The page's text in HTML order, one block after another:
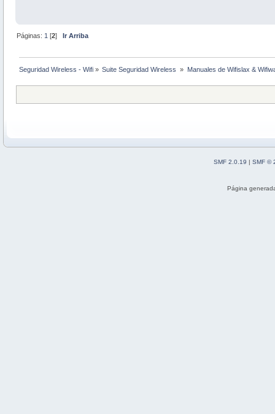
Páginas: 1 [2]Ir Arriba
Seguridad Wireless - Wifi » Suite Seguridad Wireless » Manuales de Wifislax &
SMF 2.0.19 | SMF ©
Página